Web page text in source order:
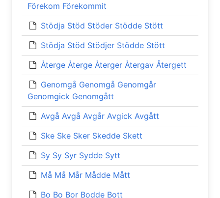
Förekom Förekommit
Stödja Stöd Stöder Stödde Stött
Stödja Stöd Stödjer Stödde Stött
Återge Återge Återger Återgav Återgett
Genomgå Genomgå Genomgår
Genomgick Genomgått
Avgå Avgå Avgår Avgick Avgått
Ske Ske Sker Skedde Skett
Sy Sy Syr Sydde Sytt
Må Må Mår Mådde Mått
Bo Bo Bor Bodde Bott